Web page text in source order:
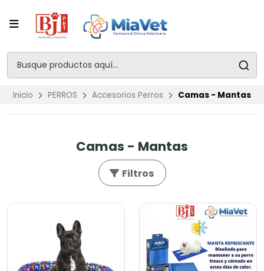
Inicio PERROS Accesorios Perros Camas - Mantas
Camas - Mantas
Filtros